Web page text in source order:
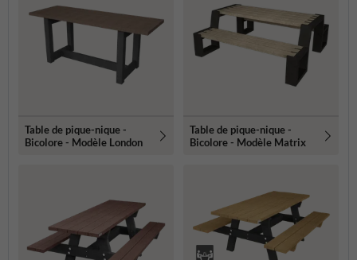
Table de pique-nique -
Bicolore - Modèle London
Table de pique-nique -
Bicolore - Modèle Matrix